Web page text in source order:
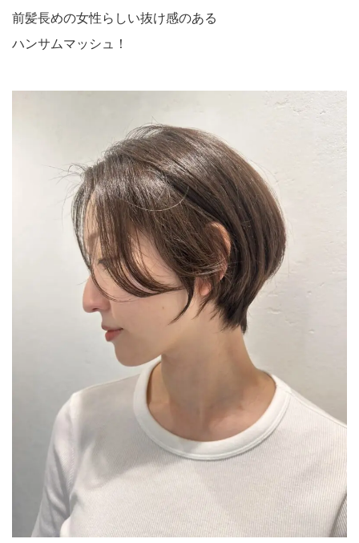
前髪長めの女性らしい抜け感のある
ハンサムマッシュ！